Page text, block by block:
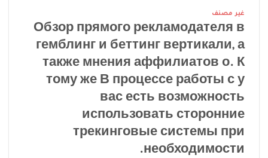
غير مصنف
Обзор прямого рекламодателя в
гемблинг и беттинг вертикали, а
также мнения аффилиатов о. К
тому же В процессе работы с у
вас есть возможность
использовать сторонние
трекинговые системы при
необходимости.